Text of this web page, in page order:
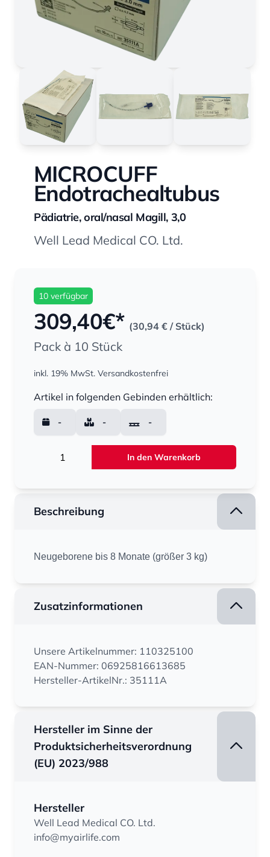
MICROCUFF
Endotrachealtubus
Pädiatrie, oral/nasal Magill, 3,0
Well Lead Medical CO. Ltd.
10 verfügbar
309,40€* (30,94 € / Stück)
Pack à 10 Stück
inkl. 19% MwSt. Versandkostenfrei
Artikel in folgenden Gebinden erhältlich:
- - -
In den Warenkorb
Beschreibung
Neugeborene bis 8 Monate (größer 3 kg)
Zusatzinformationen
Unsere Artikelnummer: 110325100
EAN-Nummer: 06925816613685
Hersteller-ArtikelNr.: 35111A
Hersteller im Sinne der
Produktsicherheitsverordnung
(EU) 2023/988
Hersteller
Well Lead Medical CO. Ltd.
info@myairlife.com